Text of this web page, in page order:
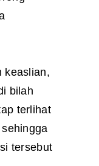
keaslian,
bilah
terlihat
tersebut